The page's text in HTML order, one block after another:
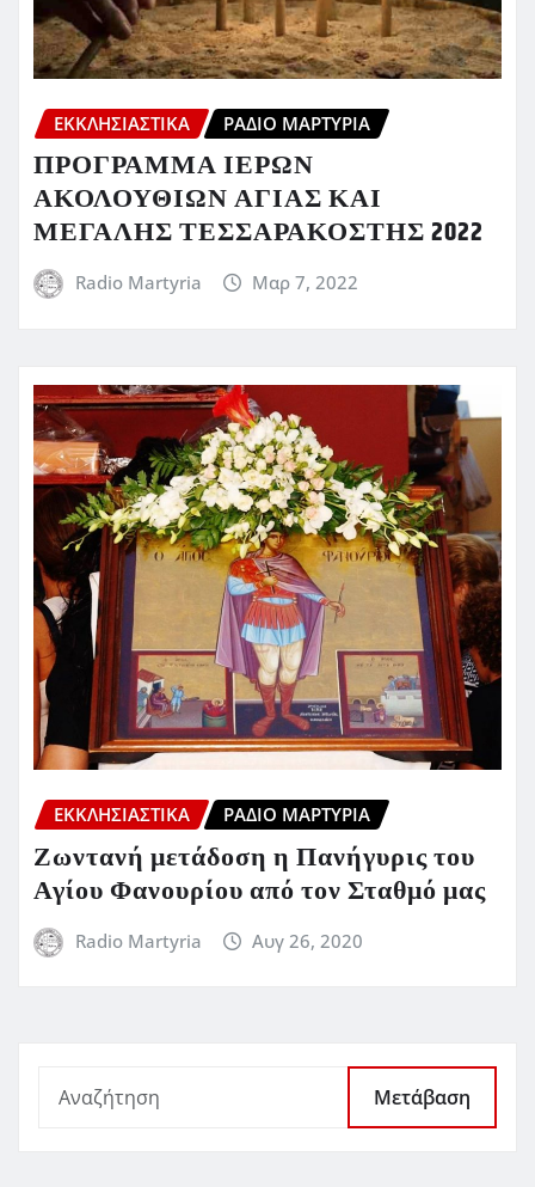
ΕΚΚΛΗΣΙΑΣΤΙΚΆ ΡΆΔΙΟ ΜΑΡΤΥΡΊΑ
ΠΡΟΓΡΑΜΜΑ ΙΕΡΩΝ
ΑΚΟΛΟΥΘΙΩΝ ΑΓΙΑΣ ΚΑΙ
ΜΕΓΑΛΗΣ ΤΕΣΣΑΡΑΚΟΣΤΗΣ 2022
Radio Martyria Μαρ 7, 2022
ΕΚΚΛΗΣΙΑΣΤΙΚΆ ΡΆΔΙΟ ΜΑΡΤΥΡΊΑ
Ζωντανή μετάδοση η Πανήγυρις του
Αγίου Φανουρίου από τον Σταθμό μας
Radio Martyria Αυγ 26, 2020
Μετάβαση